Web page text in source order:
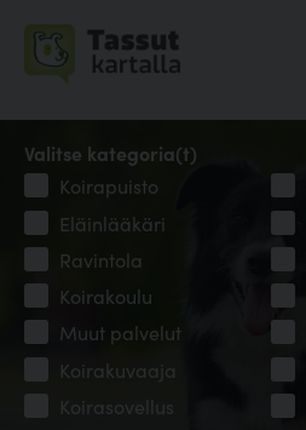
Valitse kategoria(t)
Koirapuisto
Eläinlääkäri
Ravintola
Koirakoulu
Muut palvelut
Koirakuvaaja
Koirasovellus